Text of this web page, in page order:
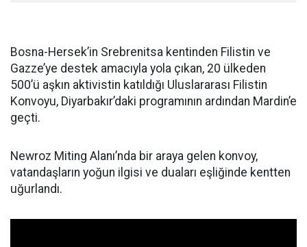
Bosna-Hersek’in Srebrenitsa kentinden Filistin ve
Gazze’ye destek amacıyla yola çıkan, 20 ülkeden
500’ü aşkın aktivistin katıldığı Uluslararası Filistin
Konvoyu, Diyarbakır’daki programının ardından Mardin’e
geçti.
Newroz Miting Alanı’nda bir araya gelen konvoy,
vatandaşların yoğun ilgisi ve duaları eşliğinde kentten
uğurlandı.